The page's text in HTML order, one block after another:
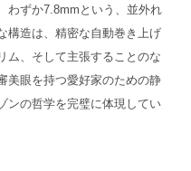
わずか7.8mmという、並外れ
構造は、精密な自動巻き上げ
ム、そして主張することのな
美眼を持つ愛好家のための静
ンの哲学を完璧に体現してい